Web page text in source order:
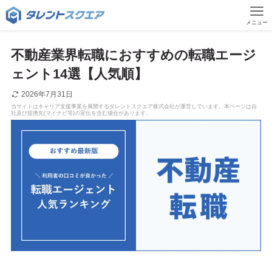
メニュー
不動産業界転職におすすめの転職エージ
ェント14選【人気順】
2026年7月31日